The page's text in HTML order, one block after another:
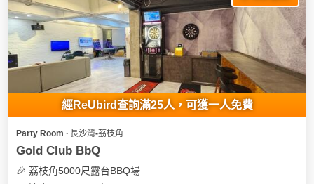
經ReUbird查詢滿25人，可獲一人免費
Party Room ∙ 長沙灣-荔枝角
Gold Club BbQ
🎉 荔枝角5000尺露台BBQ場